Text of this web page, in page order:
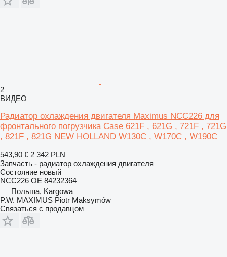
2
ВИДЕО
Радиатор охлаждения двигателя Maximus NCC226 для
фронтального погрузчика Case 621F , 621G , 721F , 721G
, 821F , 821G NEW HOLLAND W130C , W170C , W190C
543,90 € 2 342 PLN
Запчасть - радиатор охлаждения двигателя
Состояние новый
NCC226 OE 84232364
Польша, Kargowa
P.W. MAXIMUS Piotr Maksymów
Связаться с продавцом